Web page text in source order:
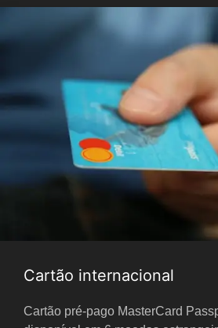
Cartão internacional
Cartão pré-pago MasterCard